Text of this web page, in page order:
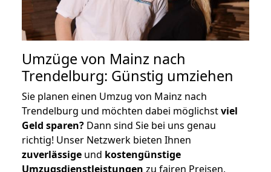
Umzüge von Mainz nach
Trendelburg: Günstig umziehen
Sie planen einen Umzug von Mainz nach
Trendelburg und möchten dabei möglichstviel
Geld sparen? Dann sind Sie bei uns genau
richtig! Unser Netzwerk bieten Ihnen
zuverlässige und kostengünstige
Umzugsdienstleistungen zu fairen Preisen,